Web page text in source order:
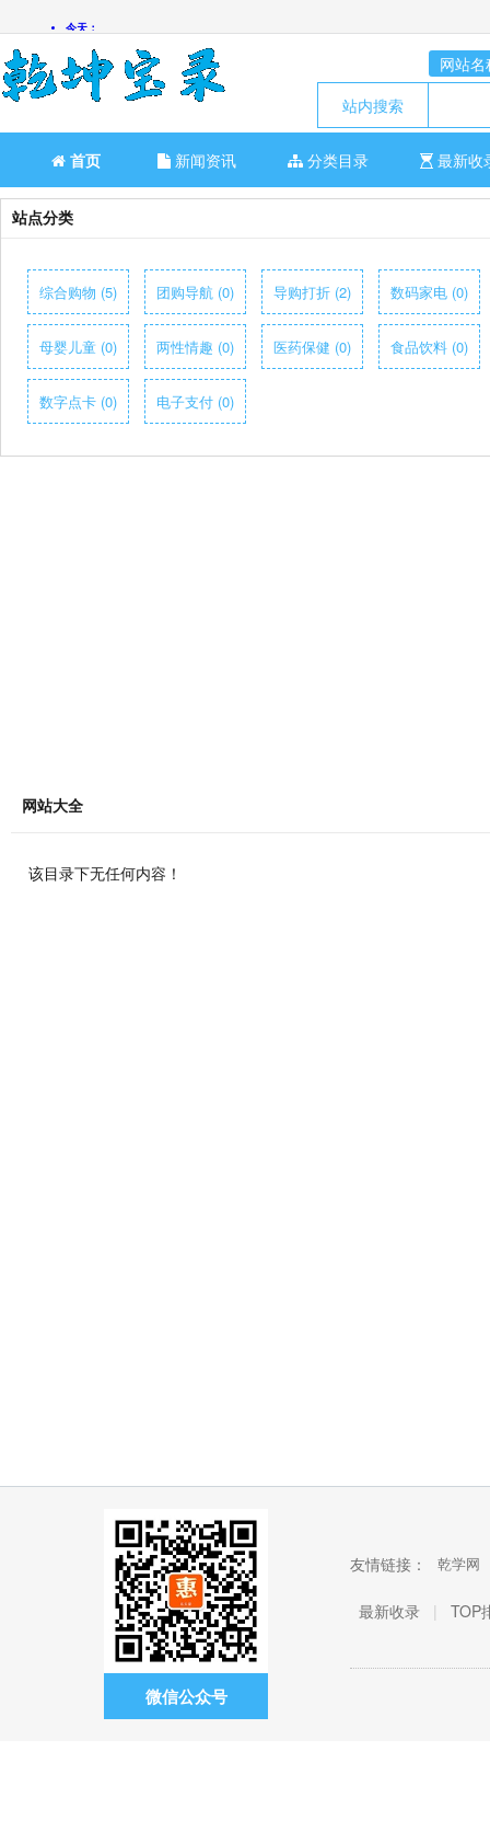
网站名
站内搜索
首页 新闻资讯 分类目录 最新收
站点分类
综合购物 (5) 团购导航 (0) 导购打折 (2) 数码家电 (0)
母婴儿童 (0) 两性情趣 (0) 医药保健 (0) 食品饮料 (0)
数字点卡 (0) 电子支付 (0)
网站大全
该目录下无任何内容！
微信公众号
友情链接： 乾学网
最新收录 | TOP